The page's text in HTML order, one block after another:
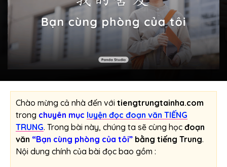
Chào mừng cả nhà đến với tiengtrungtainha.com
trong chuyên mục luyện đọc đoạn văn TIẾNG
TRUNG. Trong bài này, chúng ta sẽ cùng học đoạn
văn “Bạn cùng phòng của tôi” bằng tiếng Trung.
Nội dung chính của bài đọc bao gồm :